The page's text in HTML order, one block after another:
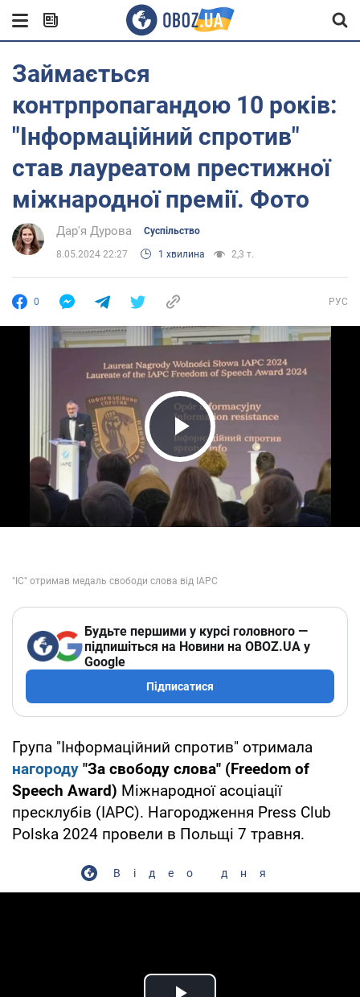
Займається
контрпропагандою 10 років:
"Інформаційний спротив"
став лауреатом престижної
міжнародної премії. Фото
Дар'я Дурова Суспільство
8.05.2024 22:27 1 хвилина 2,3 т.
0 РУС
Play Video
Будьте першими у курсі головного —
підпишіться на Новини на OBOZ.UA у
Google
Підписатися
Група "Інформаційний спротив" отримала
нагороду "За свободу слова" (Freedom of
Speech Award) Міжнародної асоціації
пресклубів (IAPC). Нагородження Press Club
Polska 2024 провели в Польщі 7 травня.
Відео дня